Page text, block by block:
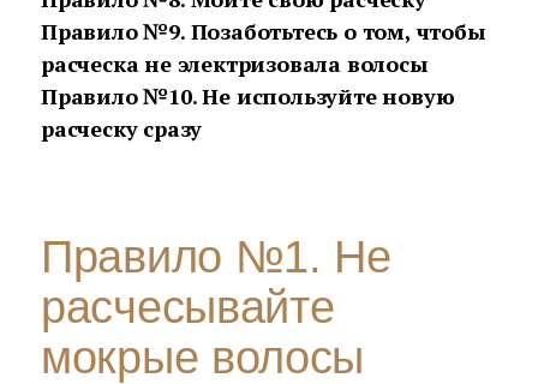
Правило №9. Позаботьтесь о том, чтобы
расческа не электризовала волосы
Правило №10. Не используйте новую
расческу сразу
Правило №1. Не
расчесывайте
мокрые волосы